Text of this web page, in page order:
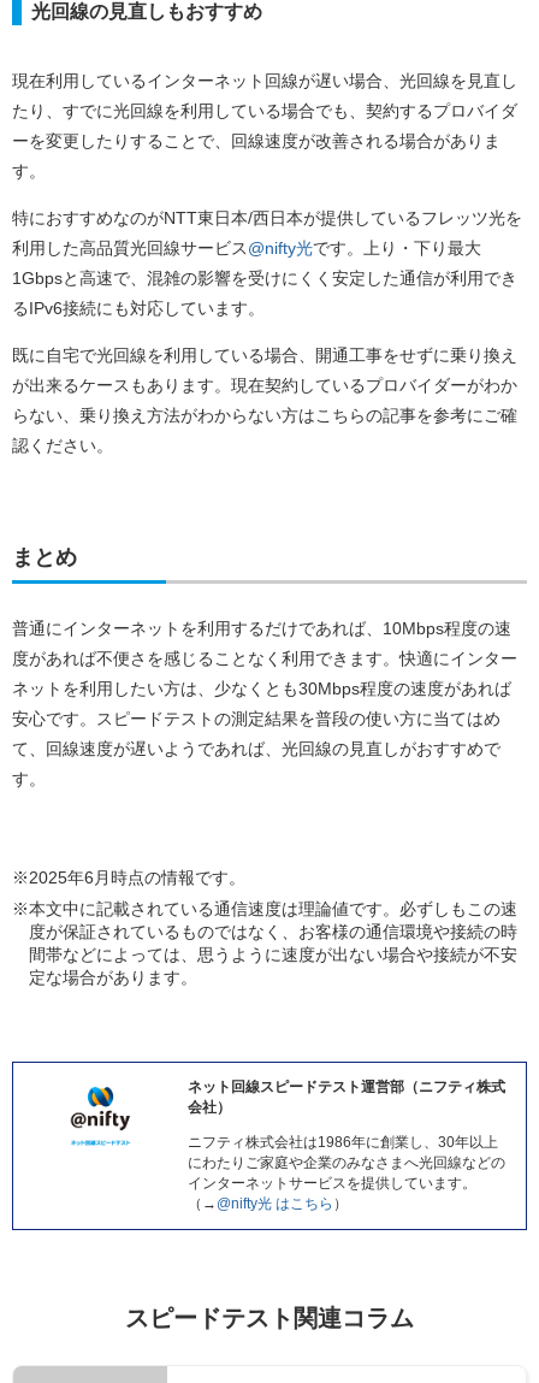
光回線の見直しもおすすめ
現在利用しているインターネット回線が遅い場合、光回線を見直し
たり、すでに光回線を利用している場合でも、契約するプロバイダ
ーを変更したりすることで、回線速度が改善される場合がありま
す。
特におすすめなのがNTT東日本/西日本が提供しているフレッツ光を
利用した高品質光回線サービス@nifty光です。上り・下り最大
1Gbpsと高速で、混雑の影響を受けにくく安定した通信が利用でき
るIPv6接続にも対応しています。
既に自宅で光回線を利用している場合、開通工事をせずに乗り換え
が出来るケースもあります。現在契約しているプロバイダーがわか
らない、乗り換え方法がわからない方はこちらの記事を参考にご確
認ください。
まとめ
普通にインターネットを利用するだけであれば、10Mbps程度の速
度があれば不便さを感じることなく利用できます。快適にインター
ネットを利用したい方は、少なくとも30Mbps程度の速度があれば
安心です。スピードテストの測定結果を普段の使い方に当てはめ
て、回線速度が遅いようであれば、光回線の見直しがおすすめで
す。
※2025年6月時点の情報です。
※本文中に記載されている通信速度は理論値です。必ずしもこの速
度が保証されているものではなく、お客様の通信環境や接続の時
間帯などによっては、思うように速度が出ない場合や接続が不安
定な場合があります。
ネット回線スピードテスト運営部（ニフティ株式
会社）
ニフティ株式会社は1986年に創業し、30年以上
にわたりご家庭や企業のみなさまへ光回線などの
インターネットサービスを提供しています。
（→ @nifty光 はこちら ）
スピードテスト関連コラム